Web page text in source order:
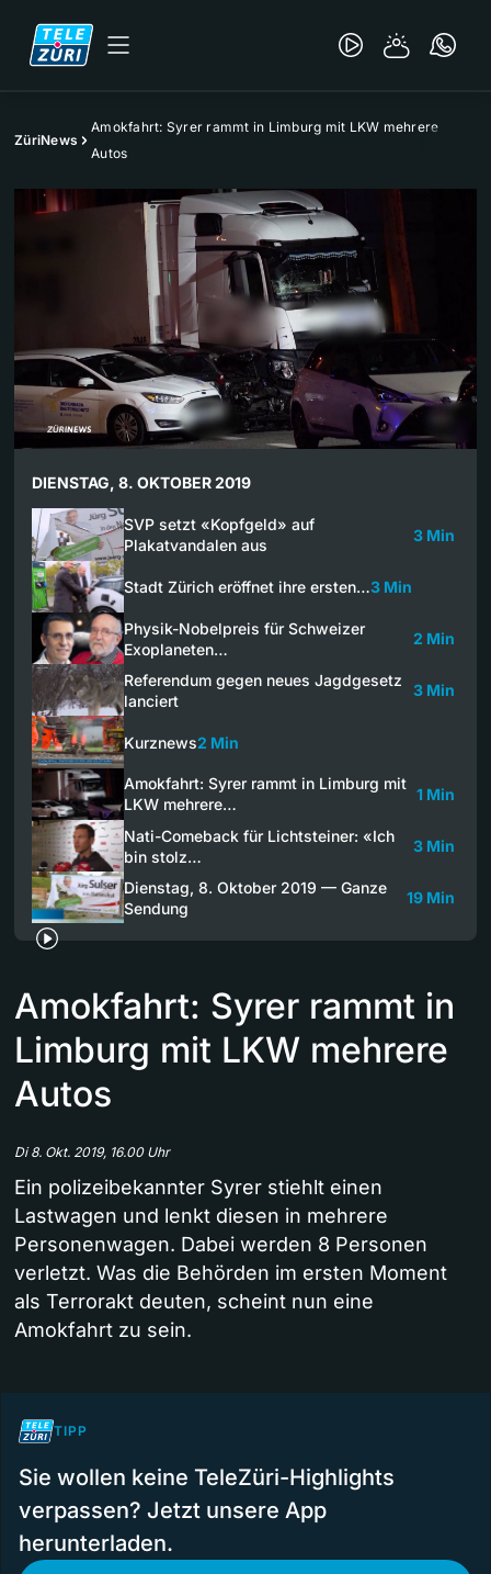
ZüriNews
Amokfahrt: Syrer rammt in Limburg mit LKW mehrere
Autos
DIENSTAG, 8. OKTOBER 2019
SVP setzt «Kopfgeld» auf
Plakatvandalen aus
3 Min
Stadt Zürich eröffnet ihre ersten…3 Min
Physik-Nobelpreis für Schweizer
Exoplaneten…
2 Min
Referendum gegen neues Jagdgesetz
lanciert
3 Min
Kurznews2 Min
Amokfahrt: Syrer rammt in Limburg mit
LKW mehrere…
1 Min
Nati-Comeback für Lichtsteiner: «Ich
bin stolz…
3 Min
Dienstag, 8. Oktober 2019 — Ganze
Sendung
19 Min
Amokfahrt: Syrer rammt in
Limburg mit LKW mehrere
Autos
Di 8. Okt. 2019, 16.00 Uhr
Ein polizeibekannter Syrer stiehlt einen
Lastwagen und lenkt diesen in mehrere
Personenwagen. Dabei werden 8 Personen
verletzt. Was die Behörden im ersten Moment
als Terrorakt deuten, scheint nun eine
Amokfahrt zu sein.
TIPP
Sie wollen keine TeleZüri-Highlights
verpassen? Jetzt unsere App
herunterladen.